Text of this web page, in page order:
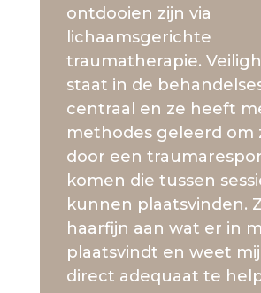
ontdooien zijn via
lichaamsgerichte
traumatherapie.
staat in de
centraal en ze heeft
methodes geleerd om
door een
komen die tussen
kunnen plaatsvinden.
haarfijn aan wat er in
plaatsvindt en weet
direct adequaat te